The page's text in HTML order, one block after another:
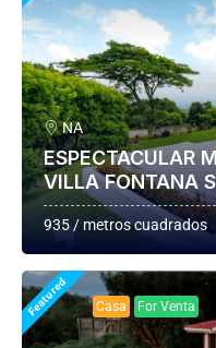
NA
ESPECTACULAR
VILLA FONTANA
935 / metros cuadrados
Featured Casa For Venta